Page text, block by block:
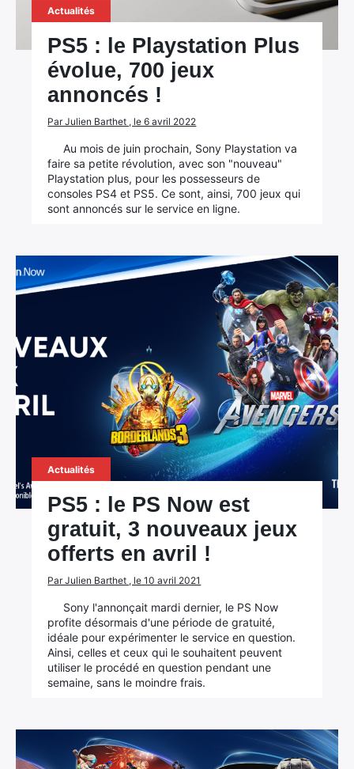
Actualités
PS5 : le Playstation Plus
évolue, 700 jeux
annoncés !
Par Julien Barthet , le 6 avril 2022
Au mois de juin prochain, Sony Playstation va
faire sa petite révolution, avec son "nouveau"
Playstation plus, pour les possesseurs de
consoles PS4 et PS5. Ce sont, ainsi, 700 jeux qui
sont annoncés sur le service en ligne.
Actualités
PS5 : le PS Now est
gratuit, 3 nouveaux jeux
offerts en avril !
Par Julien Barthet , le 10 avril 2021
Sony l'annonçait mardi dernier, le PS Now
profite désormais d'une période de gratuité,
idéale pour expérimenter le service en question.
Ainsi, celles et ceux qui le souhaitent peuvent
utiliser le procédé en question pendant une
semaine, sans le moindre frais.